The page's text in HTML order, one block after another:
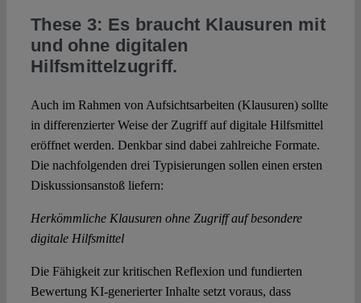
These 3: Es braucht Klausuren mit
und ohne digitalen
Hilfsmittelzugriff.
Auch im Rahmen von Aufsichtsarbeiten (Klausuren) sollte
in differenzierter Weise der Zugriff auf digitale Hilfsmittel
eröffnet werden. Denkbar sind dabei zahlreiche Formate.
Die nachfolgenden drei Typisierungen sollen einen ersten
Diskussionsanstoß liefern:
Herkömmliche Klausuren ohne Zugriff auf besondere
digitale Hilfsmittel
Die Fähigkeit zur kritischen Reflexion und fundierten
Bewertung KI-generierter Inhalte setzt voraus, dass